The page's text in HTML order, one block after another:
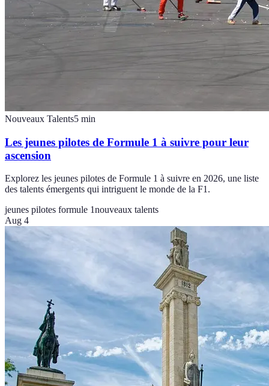
Nouveaux Talents5 min
Les jeunes pilotes de Formule 1 à suivre pour leur
ascension
Explorez les jeunes pilotes de Formule 1 à suivre en 2026, une liste
des talents émergents qui intriguent le monde de la F1.
jeunes pilotes formule 1nouveaux talents
Aug 4